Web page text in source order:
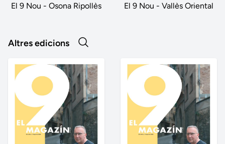
El 9 Nou - Osona Ripollès El 9 Nou - Vallès Oriental
Altres edicions